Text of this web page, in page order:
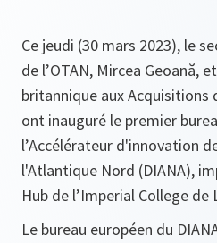
Ce jeudi (30 mars 2023), le
de l’OTAN, Mircea Geoană,
britannique aux Acquisitions
ont inauguré le premier
l’Accélérateur d'innovation
l'Atlantique Nord (DIANA),
Hub de l’Imperial College de
Le bureau européen du